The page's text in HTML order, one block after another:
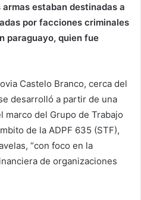
estaban destinadas a
por facciones criminales
paraguayo, quien fue
Castelo Branco, cerca del
desarrolló a partir de una
marco del Grupo de Trabajo
de la ADPF 635 (STF),
“con foco en la
de organizaciones